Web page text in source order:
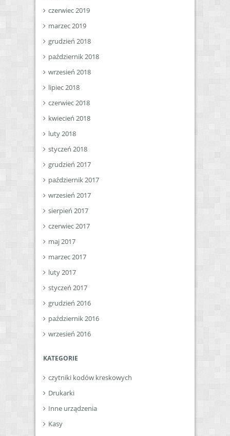
czerwiec 2019
marzec 2019
grudzień 2018
październik 2018
wrzesień 2018
lipiec 2018
czerwiec 2018
kwiecień 2018
luty 2018
styczeń 2018
grudzień 2017
październik 2017
wrzesień 2017
sierpień 2017
czerwiec 2017
maj 2017
marzec 2017
luty 2017
styczeń 2017
grudzień 2016
październik 2016
wrzesień 2016
KATEGORIE
czytniki kodów kreskowych
Drukarki
Inne urządzenia
Kasy